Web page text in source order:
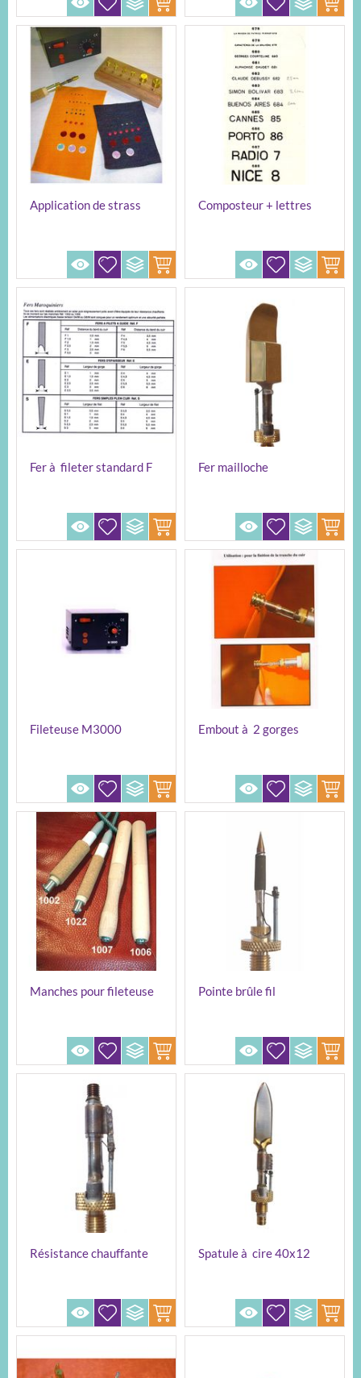
Application de strass Composteur + lettres
Fer à fileter standard F
Fer mailloche
Fileteuse M3000
Embout à 2 gorges
Manches pour fileteuse
Pointe brûle fil
Résistance chauffante
Spatule à cire 40x12